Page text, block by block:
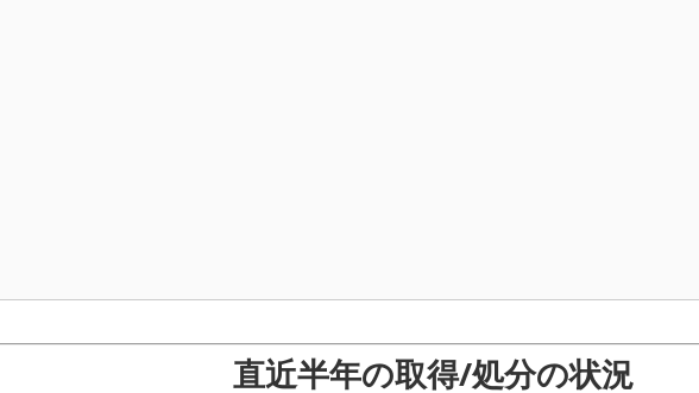
直近半年の取得/処分の状況